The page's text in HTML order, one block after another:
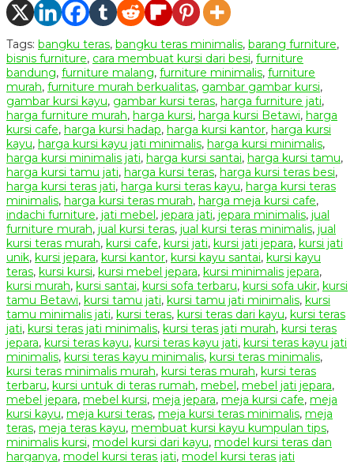
Tags: bangku teras, bangku teras minimalis, barang furniture,
bisnis furniture, cara membuat kursi dari besi, furniture
bandung, furniture malang, furniture minimalis, furniture
murah, furniture murah berkualitas, gambar gambar kursi,
gambar kursi kayu, gambar kursi teras, harga furniture jati,
harga furniture murah, harga kursi, harga kursi Betawi, harga
kursi cafe, harga kursi hadap, harga kursi kantor, harga kursi
kayu, harga kursi kayu jati minimalis, harga kursi minimalis,
harga kursi minimalis jati, harga kursi santai, harga kursi tamu,
harga kursi tamu jati, harga kursi teras, harga kursi teras besi,
harga kursi teras jati, harga kursi teras kayu, harga kursi teras
minimalis, harga kursi teras murah, harga meja kursi cafe,
indachi furniture, jati mebel , jepara jati, jepara minimalis, jual
furniture murah, jual kursi teras, jual kursi teras minimalis, jual
kursi teras murah, kursi cafe, kursi jati, kursi jati jepara, kursi jati
unik, kursi jepara, kursi kantor, kursi kayu santai, kursi kayu
teras, kursi kursi, kursi mebel jepara, kursi minimalis jepara,
kursi murah, kursi santai, kursi sofa terbaru, kursi sofa ukir, kursi
tamu Betawi, kursi tamu jati, kursi tamu jati minimalis, kursi
tamu minimalis jati, kursi teras, kursi teras dari kayu, kursi teras
jati, kursi teras jati minimalis, kursi teras jati murah, kursi teras
jepara, kursi teras kayu, kursi teras kayu jati, kursi teras kayu jati
minimalis, kursi teras kayu minimalis, kursi teras minimalis,
kursi teras minimalis murah, kursi teras murah, kursi teras
terbaru, kursi untuk di teras rumah, mebel , mebel jati jepara,
mebel jepara, mebel kursi, meja jepara, meja kursi cafe, meja
kursi kayu, meja kursi teras, meja kursi teras minimalis, meja
teras, meja teras kayu, membuat kursi kayu kumpulan tips,
minimalis kursi, model kursi dari kayu, model kursi teras dan
harganya, model kursi teras jati, model kursi teras jati